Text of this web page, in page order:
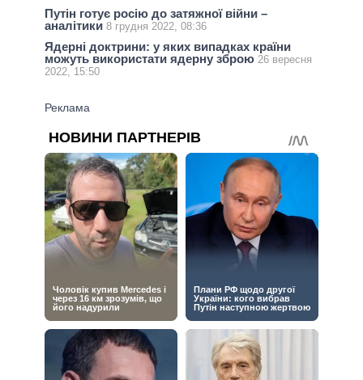
Путін готує росію до затяжної війни –
аналітики 8 грудня 2022, 08:36
Ядерні доктрини: у яких випадках країни
можуть використати ядерну зброю 26 вересня
2022, 15:50